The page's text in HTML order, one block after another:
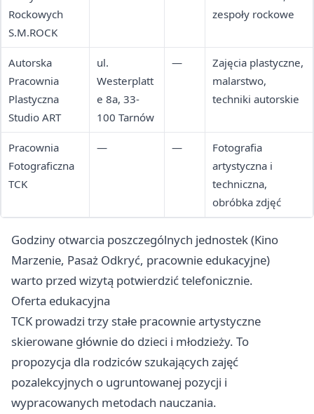
Rockowych
S.M.ROCK
zespoły rockowe
Autorska
Pracownia
Plastyczna
Studio ART
ul.
Westerplatt
e 8a, 33-
100 Tarnów
—
Zajęcia plastyczne,
malarstwo,
techniki autorskie
Pracownia
Fotograficzna
TCK
— —
Fotografia
artystyczna i
techniczna,
obróbka zdjęć
Godziny otwarcia poszczególnych jednostek (Kino
Marzenie, Pasaż Odkryć, pracownie edukacyjne)
warto przed wizytą potwierdzić telefonicznie.
Oferta edukacyjna
TCK prowadzi trzy stałe pracownie artystyczne
skierowane głównie do dzieci i młodzieży. To
propozycja dla rodziców szukających zajęć
pozalekcyjnych o ugruntowanej pozycji i
wypracowanych metodach nauczania.